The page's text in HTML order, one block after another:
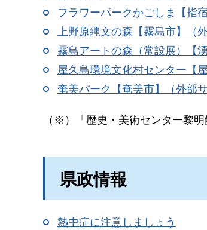
フラワーパークかごしま【指
上野原縄文の森【霧島市】（
霧島アートの森（常設展）【
屋久島環境文化村センター【
奄美パーク【奄美市】（外部
（※）「歴史・美術センター黎
県政情報
熱中症に注意しましょう